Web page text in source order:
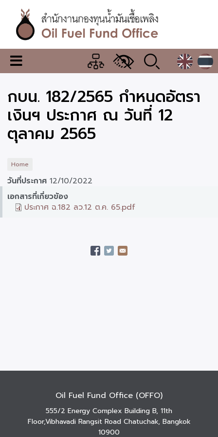
content
สำนักงาน
กองทุน
น้ำมัน
เชื้อ
เพลิง
เมนู
เปลี่ยน
แสดง
ผล
กบน. 182/2565 กำหนดอัตรา
เงินฯ ประกาศ ณ วันที่ 12
ตุลาคม 2565
Home
วันที่ประกาศ 12/10/2022
เอกสารที่เกี่ยวข้อง
ประกาศ ฉ.182 ลว.12 ต.ค. 65.pdf
Oil Fuel Fund Office (OFFO)
555/2 Energy Complex Building B, 11th
Floor,Vibhavadi Rangsit Road Chatuchak, Bangkok
10900